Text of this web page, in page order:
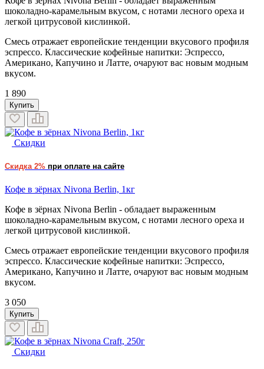
шоколадно-карамельным вкусом, с нотами лесного ореха и
легкой цитрусовой кислинкой.
Смесь отражает европейские тенденции вкусового профиля
эспрессо. Классические кофейные напитки: Эспрессо,
Американо, Капучино и Латте, очаруют вас новым модным
вкусом.
1 890
Купить
Скидки
Скидка 2% при оплате на сайте
Кофе в зёрнах Nivona Berlin, 1кг
Кофе в зёрнах Nivona Berlin - обладает выраженным
шоколадно-карамельным вкусом, с нотами лесного ореха и
легкой цитрусовой кислинкой.
Смесь отражает европейские тенденции вкусового профиля
эспрессо. Классические кофейные напитки: Эспрессо,
Американо, Капучино и Латте, очаруют вас новым модным
вкусом.
3 050
Купить
Скидки